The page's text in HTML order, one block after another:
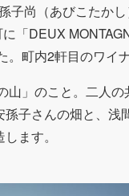
子尚（あびこたかし
「DEUX
町内2軒目のワイナ
山」のこと。二人
子さんの畑と、浅
ます。